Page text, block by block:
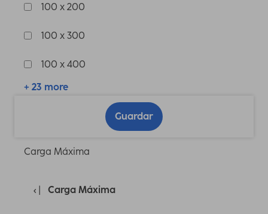
100 x 200
100 x 300
100 x 400
+ 23 more
Guardar
Carga Máxima
Carga Máxima